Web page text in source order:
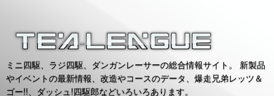
ミニ四駆、ラジ四駆、ダンガンレーサーの総合情報サイト。 新製品
やイベントの最新情報、改造やコースのデータ、爆走兄弟レッツ＆
ゴー!!、ダッシュ!四駆郎などいろいろあります。